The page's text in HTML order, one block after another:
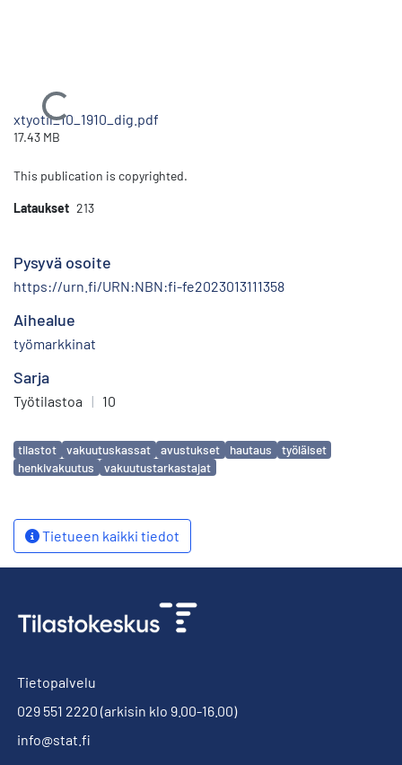
Ladataan...
xtyotil_10_1910_dig.pdf
17.43 MB
This publication is copyrighted.
Lataukset 213
Pysyvä osoite
https://urn.fi/URN:NBN:fi-fe2023013111358
Aihealue
työmarkkinat
Sarja
Työtilastoa | 10
Avainsanat
tilastot vakuutuskassat avustukset hautaus
työläiset
henkivakuutus
vakuutustarkastajat
Tietueen kaikki tiedot
Tietopalvelu
029 551 2220 (arkisin klo 9.00-16.00)
info@stat.fi